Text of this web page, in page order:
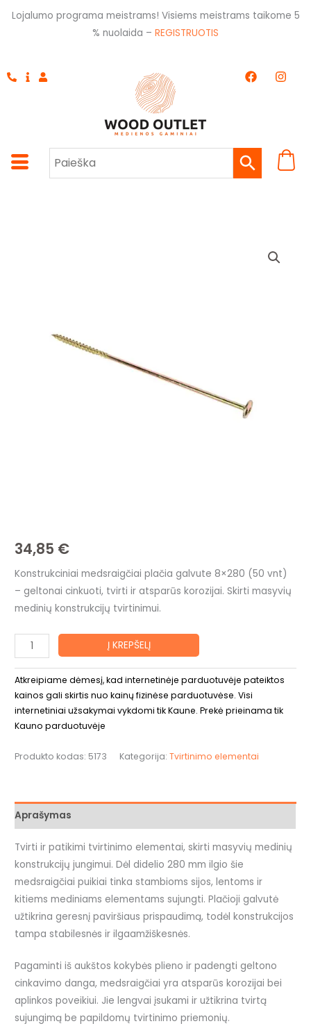
Pereiti
Lojalumo programa meistrams! Visiems meistrams taikome 5
% nuolaida – REGISTRUOTIS
F
a
k
I
n
a
m
34,85 €
Konstrukciniai medsraigčiai plačia galvute 8×280 (50 vnt)
– geltonai cinkuoti, tvirti ir atsparūs korozijai. Skirti masyvių
medinių konstrukcijų tvirtinimui.
Į KREPŠELĮ
Atkreipiame dėmesį, kad internetinėje parduotuvėje pateiktos
kainos gali skirtis nuo kainų fizinėse parduotuvėse. Visi
internetiniai užsakymai vykdomi tik Kaune. Prekė prieinama tik
Kauno parduotuvėje
Produkto kodas: 5173 Kategorija:Tvirtinimo elementai
Aprašymas
Tvirti ir patikimi tvirtinimo elementai, skirti masyvių medinių
konstrukcijų jungimui. Dėl didelio 280 mm ilgio šie
medsraigčiai puikiai tinka stambioms sijos, lentoms ir
kitiems mediniams elementams sujungti. Plačioji galvutė
užtikrina geresnį paviršiaus prispaudimą, todėl konstrukcijos
tampa stabilesnės ir ilgaamžiškesnės.
Pagaminti iš aukštos kokybės plieno ir padengti geltono
cinkavimo danga, medsraigčiai yra atsparūs korozijai bei
aplinkos poveikiui. Jie lengvai įsukami ir užtikrina tvirtą
sujungimą be papildomų tvirtinimo priemonių.